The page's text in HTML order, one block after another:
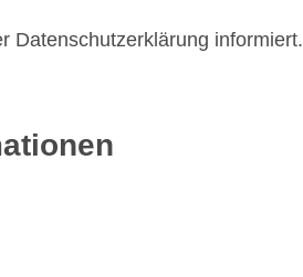
Datenschutzerklärung informiert.